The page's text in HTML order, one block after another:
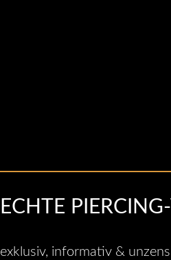
ECHTE
exklusiv, informativ &